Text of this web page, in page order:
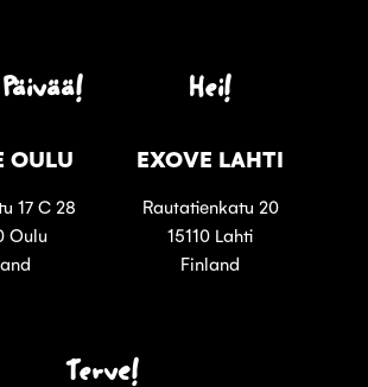
OULU
17 C 28
Oulu
Hei!
EXOVE LAHTI
Rautatienkatu 20
15110 Lahti
Finland
Terve!